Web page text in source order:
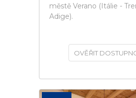
městě Verano (Itálie -
Adige).
OVĚŘIT